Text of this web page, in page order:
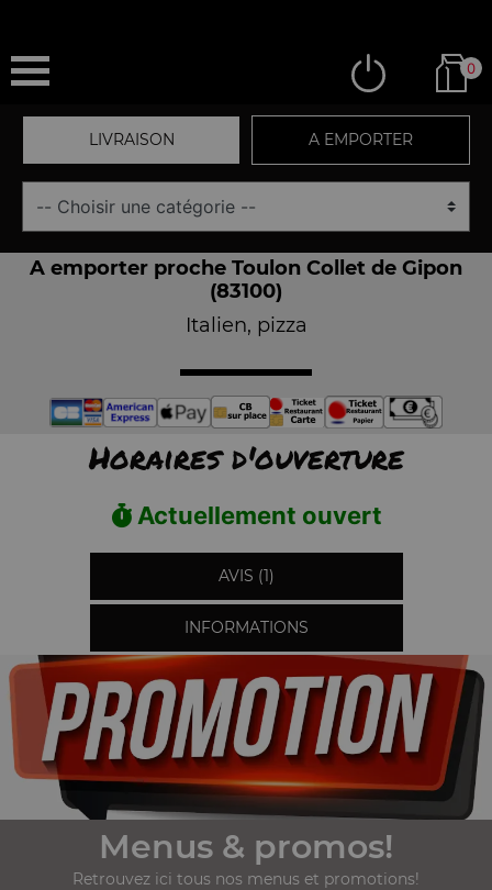
0
LIVRAISON A EMPORTER
A emporter proche Toulon Collet de Gipon
(83100)
Italien, pizza
Horaires d'ouverture
Actuellement ouvert
AVIS (1)
INFORMATIONS
Menus & promos!
Retrouvez ici tous nos menus et promotions!